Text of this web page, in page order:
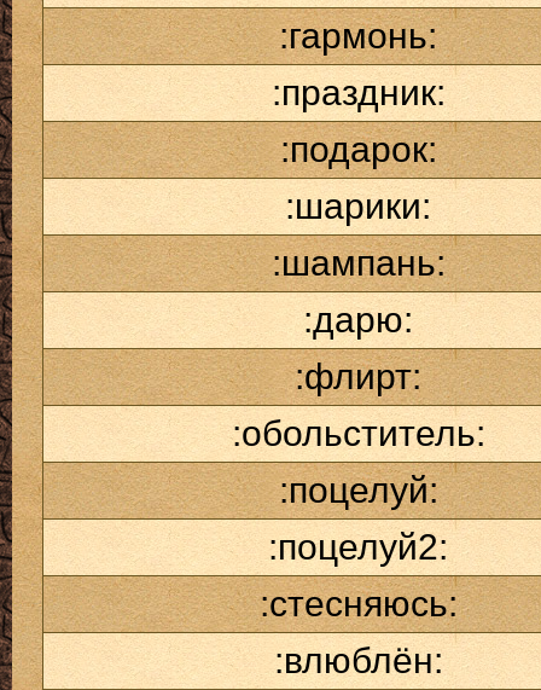
:гармонь:
:праздник:
:подарок:
:шарики:
:шампань:
:дарю:
:флирт:
:обольститель:
:поцелуй:
:поцелуй2:
:стесняюсь:
:влюблён: